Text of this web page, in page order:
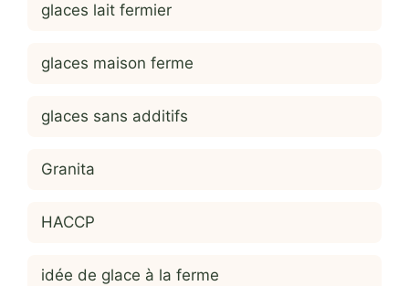
glaces lait fermier
glaces maison ferme
glaces sans additifs
Granita
HACCP
idée de glace à la ferme